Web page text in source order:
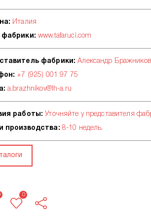
Италия
www.tafaruci.com
фабрики: Александр Бражников
+7 (925) 001 97 75
a.brazhnikov@lh-a.ru
работы: Уточняйте у представителя
производства: 8-10 недель.
0